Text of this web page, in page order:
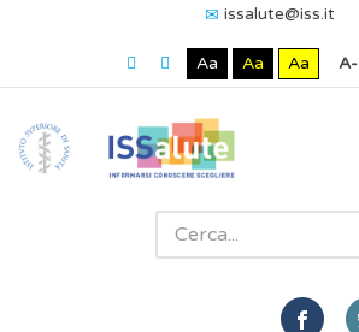
issalute@iss.it
Aa Aa Aa A-